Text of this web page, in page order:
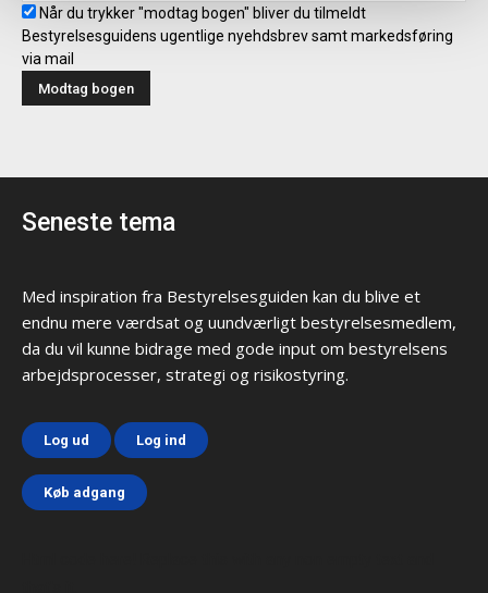
Når du trykker "modtag bogen" bliver du tilmeldt
Bestyrelsesguidens ugentlige nyehdsbrev samt markedsføring
via mail
Seneste tema
Med inspiration fra Bestyrelsesguiden kan du blive et
endnu mere værdsat og uundværligt bestyrelsesmedlem,
da du vil kunne bidrage med gode input om bestyrelsens
arbejdsprocesser, strategi og risikostyring.
Log ud Log ind
Køb adgang